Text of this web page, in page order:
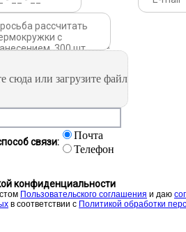
сюда или загрузите файл
связи:
Почта
Телефон
конфиденциальности
Пользовательского соглашения и даю
в соответствии с Политикой обработки